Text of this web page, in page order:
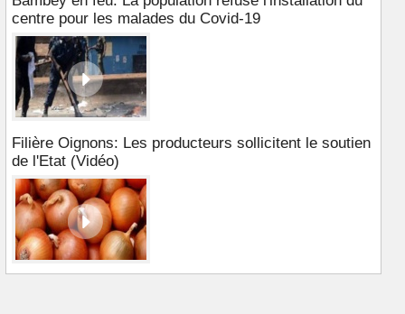
centre pour les malades du Covid-19
Filière Oignons: Les producteurs sollicitent le soutien
de l'Etat (Vidéo)